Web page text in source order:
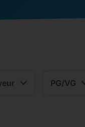
PG/VG